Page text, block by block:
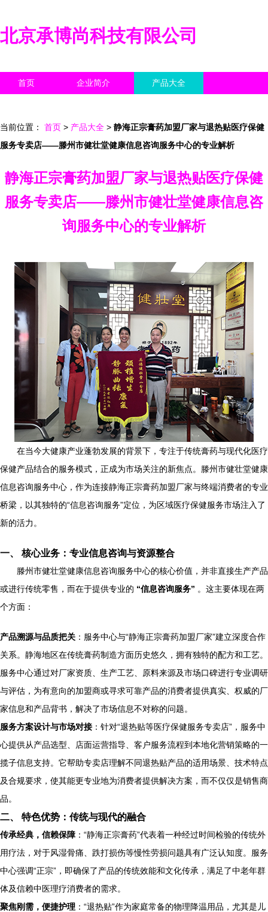
北京承博尚科技有限公司
首页 企业简介 产品大全
当前位置： 首页 > 产品大全 > 静海正宗膏药加盟厂家与退热贴医疗保健
服务专卖店——滕州市健壮堂健康信息咨询服务中心的专业解析
静海正宗膏药加盟厂家与退热贴医疗保健
服务专卖店——滕州市健壮堂健康信息咨
询服务中心的专业解析
在当今大健康产业蓬勃发展的背景下，专注于传统膏药与现代化医疗
保健产品结合的服务模式，正成为市场关注的新焦点。滕州市健壮堂健康
信息咨询服务中心，作为连接静海正宗膏药加盟厂家与终端消费者的专业
桥梁，以其独特的“信息咨询服务”定位，为区域医疗保健服务市场注入了
新的活力。
一、 核心业务：专业信息咨询与资源整合
滕州市健壮堂健康信息咨询服务中心的核心价值，并非直接生产产品
或进行传统零售，而在于提供专业的 “信息咨询服务” 。这主要体现在两
个方面：
产品溯源与品质把关 ：服务中心与“静海正宗膏药加盟厂家”建立深度合作
关系。静海地区在传统膏药制造方面历史悠久，拥有独特的配方和工艺。
服务中心通过对厂家资质、生产工艺、原料来源及市场口碑进行专业调研
与评估，为有意向的加盟商或寻求可靠产品的消费者提供真实、权威的厂
家信息和产品背书，解决了市场信息不对称的问题。
服务方案设计与市场对接 ：针对“退热贴等医疗保健服务专卖店”，服务中
心提供从产品选型、店面运营指导、客户服务流程到本地化营销策略的一
揽子信息支持。它帮助专卖店理解不同退热贴产品的适用场景、技术特点
及合规要求，使其能更专业地为消费者提供解决方案，而不仅仅是销售商
品。
二、 特色优势：传统与现代的融合
传承经典，信赖保障 ：“静海正宗膏药”代表着一种经过时间检验的传统外
用疗法，对于风湿骨痛、跌打损伤等慢性劳损问题具有广泛认知度。服务
中心强调“正宗”，即确保了产品的传统效能和文化传承，满足了中老年群
体及信赖中医理疗消费者的需求。
聚焦刚需，便捷护理 ：“退热贴”作为家庭常备的物理降温用品，尤其是儿